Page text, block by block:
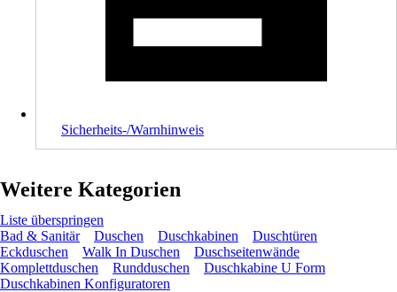
Sicherheits-/Warnhinweis
Weitere Kategorien
Liste überspringen
Bad & Sanitär
Duschen Duschkabinen
Duschtüren
Eckduschen
Walk In Duschen
Duschseitenwände
Komplettduschen
Rundduschen
Duschkabine U Form
Duschkabinen Konfiguratoren